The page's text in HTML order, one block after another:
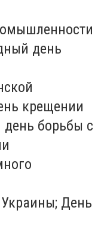
день
крещении
борьбы с
День